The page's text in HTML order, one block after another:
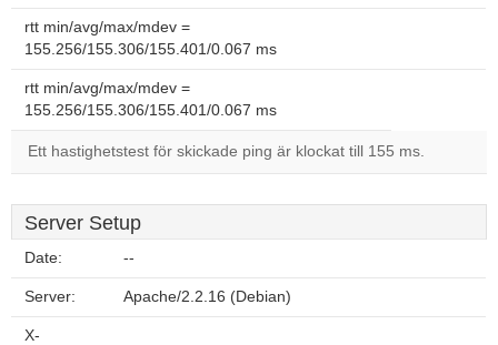
rtt min/avg/max/mdev =
155.256/155.306/155.401/0.067 ms
rtt min/avg/max/mdev =
155.256/155.306/155.401/0.067 ms
Ett hastighetstest för skickade ping är klockat till 155 ms.
Server Setup
Date: --
Server: Apache/2.2.16 (Debian)
X-